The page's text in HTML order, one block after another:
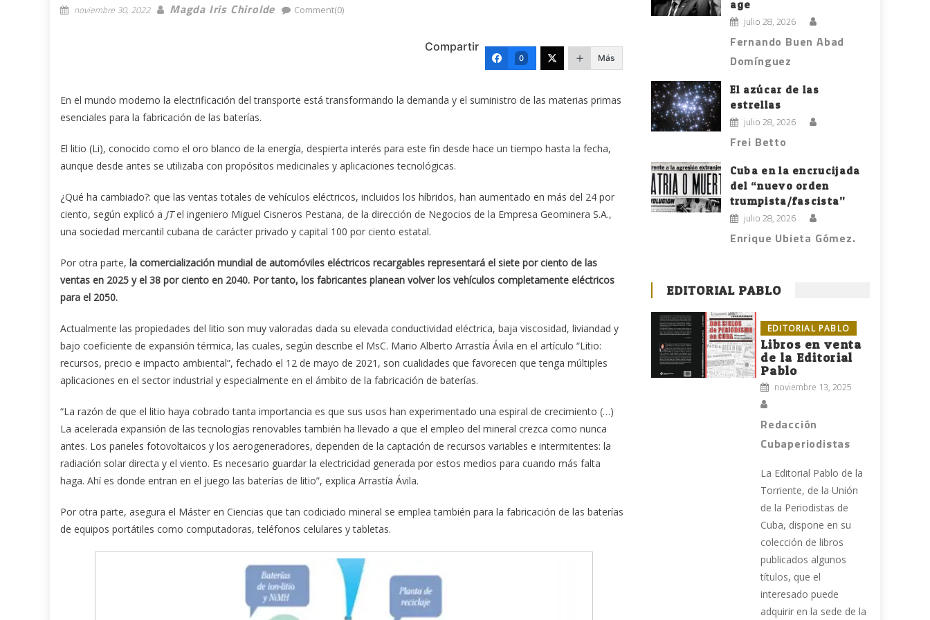
noviembre 30, 2022 Magda Iris Chirolde Comment(0)
Compartir
0 Más
En el mundo moderno la electrificación del transporte está transformando la demanda y el suministro de las materias primas
esenciales para la fabricación de las baterías.
El litio (Li), conocido como el oro blanco de la energía, despierta interés para este fin desde hace un tiempo hasta la fecha,
aunque desde antes se utilizaba con propósitos medicinales y aplicaciones tecnológicas.
¿Qué ha cambiado?: que las ventas totales de vehículos eléctricos, incluidos los híbridos, han aumentado en más del 24 por
ciento, según explicó a JTel ingeniero Miguel Cisneros Pestana, de la dirección de Negocios de la Empresa Geominera S.A.,
una sociedad mercantil cubana de carácter privado y capital 100 por ciento estatal.
Por otra parte, la comercialización mundial de automóviles eléctricos recargables representará el siete por ciento de las
ventas en 2025 y el 38 por ciento en 2040. Por tanto, los fabricantes planean volver los vehículos completamente eléctricos
para el 2050.
Actualmente las propiedades del litio son muy valoradas dada su elevada conductividad eléctrica, baja viscosidad, liviandad y
bajo coeficiente de expansión térmica, las cuales, según describe el MsC. Mario Alberto Arrastía Ávila en el artículo “Litio:
recursos, precio e impacto ambiental”, fechado el 12 de mayo de 2021, son cualidades que favorecen que tenga múltiples
aplicaciones en el sector industrial y especialmente en el ámbito de la fabricación de baterías.
“La razón de que el litio haya cobrado tanta importancia es que sus usos han experimentado una espiral de crecimiento (…)
La acelerada expansión de las tecnologías renovables también ha llevado a que el empleo del mineral crezca como nunca
antes. Los paneles fotovoltaicos y los aerogeneradores, dependen de la captación de recursos variables e intermitentes: la
radiación solar directa y el viento. Es necesario guardar la electricidad generada por estos medios para cuando más falta
haga. Ahí es donde entran en el juego las baterías de litio”, explica Arrastía Ávila.
Por otra parte, asegura el Máster en Ciencias que tan codiciado mineral se emplea también para la fabricación de las baterías
de equipos portátiles como computadoras, teléfonos celulares y tabletas.
age
julio 28, 2026
Fernando Buen Abad
Domínguez
El azúcar de las
estrellas
julio 28, 2026
Frei Betto
Cuba en la encrucijada
del “nuevo orden
trumpista/fascista”
julio 28, 2026
Enrique Ubieta Gómez.
EDITORIAL PABLO
EDITORIAL PABLO
Libros en venta
de la Editorial
Pablo
noviembre 13, 2025
Redacción
Cubaperiodistas
La Editorial Pablo de la
Torriente, de la Unión
de la Periodistas de
Cuba, dispone en su
colección de libros
publicados algunos
títulos, que el
interesado puede
adquirir en la sede de la